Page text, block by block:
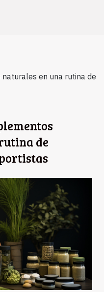
en una rutina de
de